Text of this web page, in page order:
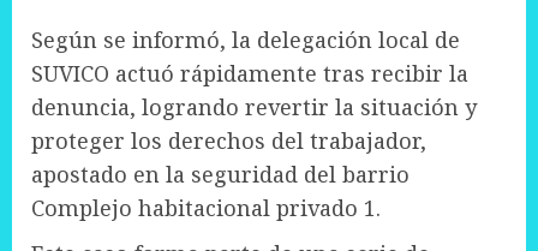
Según se informó, la delegación local de
SUVICO actuó rápidamente tras recibir la
denuncia, logrando revertir la situación y
proteger los derechos del trabajador,
apostado en la seguridad del barrio
Complejo habitacional privado 1.